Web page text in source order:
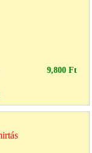
9,800 Ft